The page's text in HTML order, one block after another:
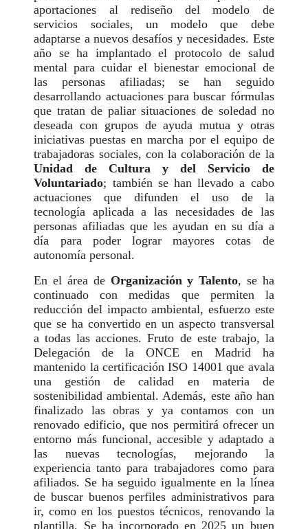
aportaciones al rediseño del modelo de
servicios sociales, un modelo que debe
adaptarse a nuevos desafíos y necesidades. Este
año se ha implantado el protocolo de salud
mental para cuidar el bienestar emocional de
las personas afiliadas; se han seguido
desarrollando actuaciones para buscar fórmulas
que tratan de paliar situaciones de soledad no
deseada con grupos de ayuda mutua y otras
iniciativas puestas en marcha por el equipo de
trabajadoras sociales, con la colaboración de la
Unidad de Cultura y del Servicio de
Voluntariado; también se han llevado a cabo
actuaciones que difunden el uso de la
tecnología aplicada a las necesidades de las
personas afiliadas que les ayudan en su día a
día para poder lograr mayores cotas de
autonomía personal.
En el área de Organización y Talento, se ha
continuado con medidas que permiten la
reducción del impacto ambiental, esfuerzo este
que se ha convertido en un aspecto transversal
a todas las acciones. Fruto de este trabajo, la
Delegación de la ONCE en Madrid ha
mantenido la certificación ISO 14001 que avala
una gestión de calidad en materia de
sostenibilidad ambiental. Además, este año han
finalizado las obras y ya contamos con un
renovado edificio, que nos permitirá ofrecer un
entorno más funcional, accesible y adaptado a
las nuevas tecnologías, mejorando la
experiencia tanto para trabajadores como para
afiliados. Se ha seguido igualmente en la línea
de buscar buenos perfiles administrativos para
ir, como en los puestos técnicos, renovando la
plantilla. Se ha incorporado en 2025 un buen